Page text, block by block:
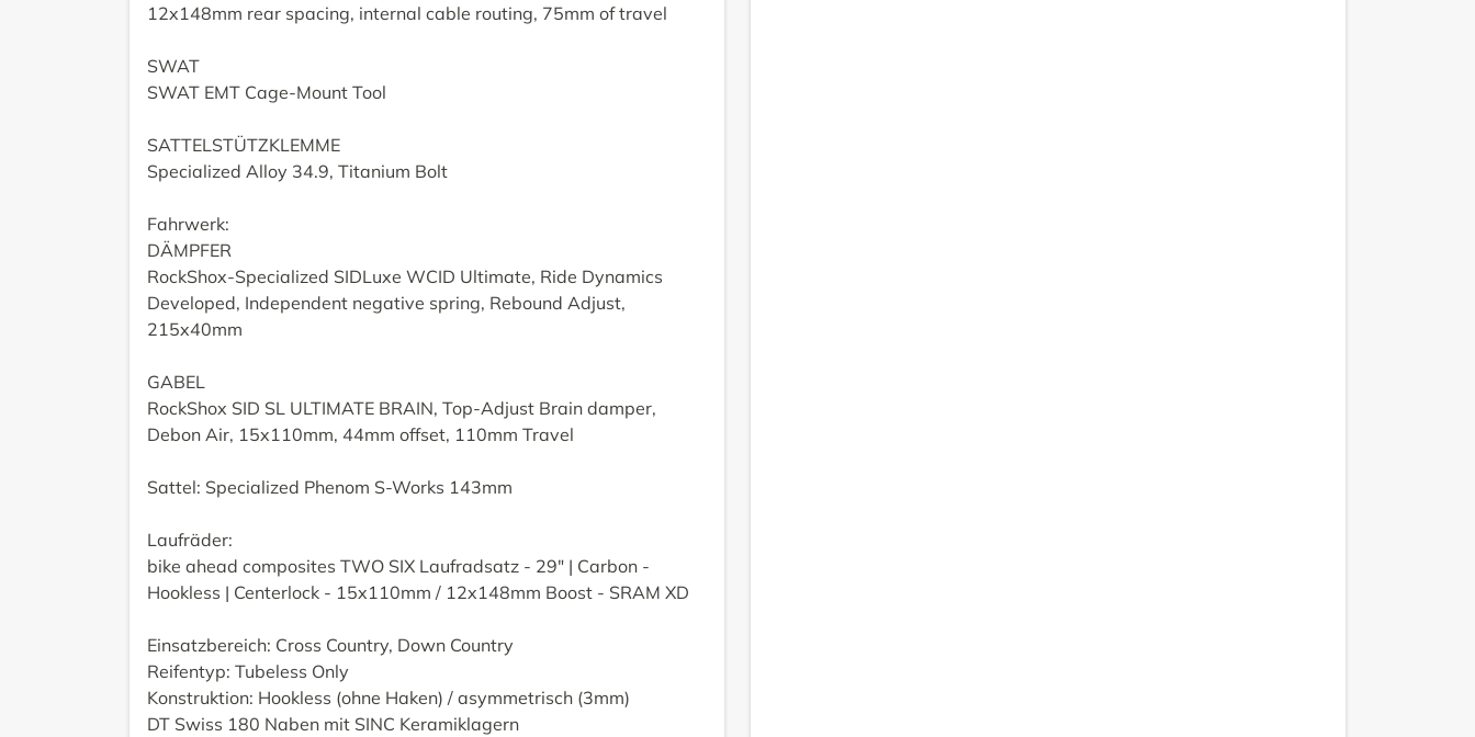
12x148mm rear spacing, internal cable routing, 75mm of travel
SWAT
SWAT EMT Cage-Mount Tool
SATTELSTÜTZKLEMME
Specialized Alloy 34.9, Titanium Bolt
Fahrwerk:
DÄMPFER
RockShox-Specialized SIDLuxe WCID Ultimate, Ride Dynamics
Developed, Independent negative spring, Rebound Adjust,
215x40mm
GABEL
RockShox SID SL ULTIMATE BRAIN, Top-Adjust Brain damper,
Debon Air, 15x110mm, 44mm offset, 110mm Travel
Sattel: Specialized Phenom S-Works 143mm
Laufräder:
bike ahead composites TWO SIX Laufradsatz - 29" | Carbon -
Hookless | Centerlock - 15x110mm / 12x148mm Boost - SRAM XD
Einsatzbereich: Cross Country, Down Country
Reifentyp: Tubeless Only
Konstruktion: Hookless (ohne Haken) / asymmetrisch (3mm)
DT Swiss 180 Naben mit SINC Keramiklagern